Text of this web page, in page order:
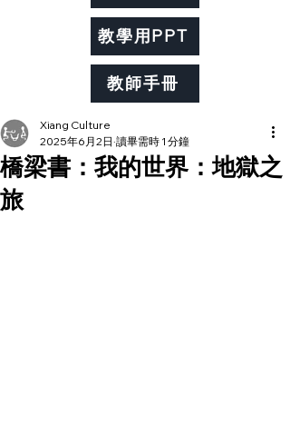
教學用PPT
教師手冊
橋梁書：我的世界：地獄之
旅
Xiang Culture
2025年6月2日 讀畢需時 1 分鐘